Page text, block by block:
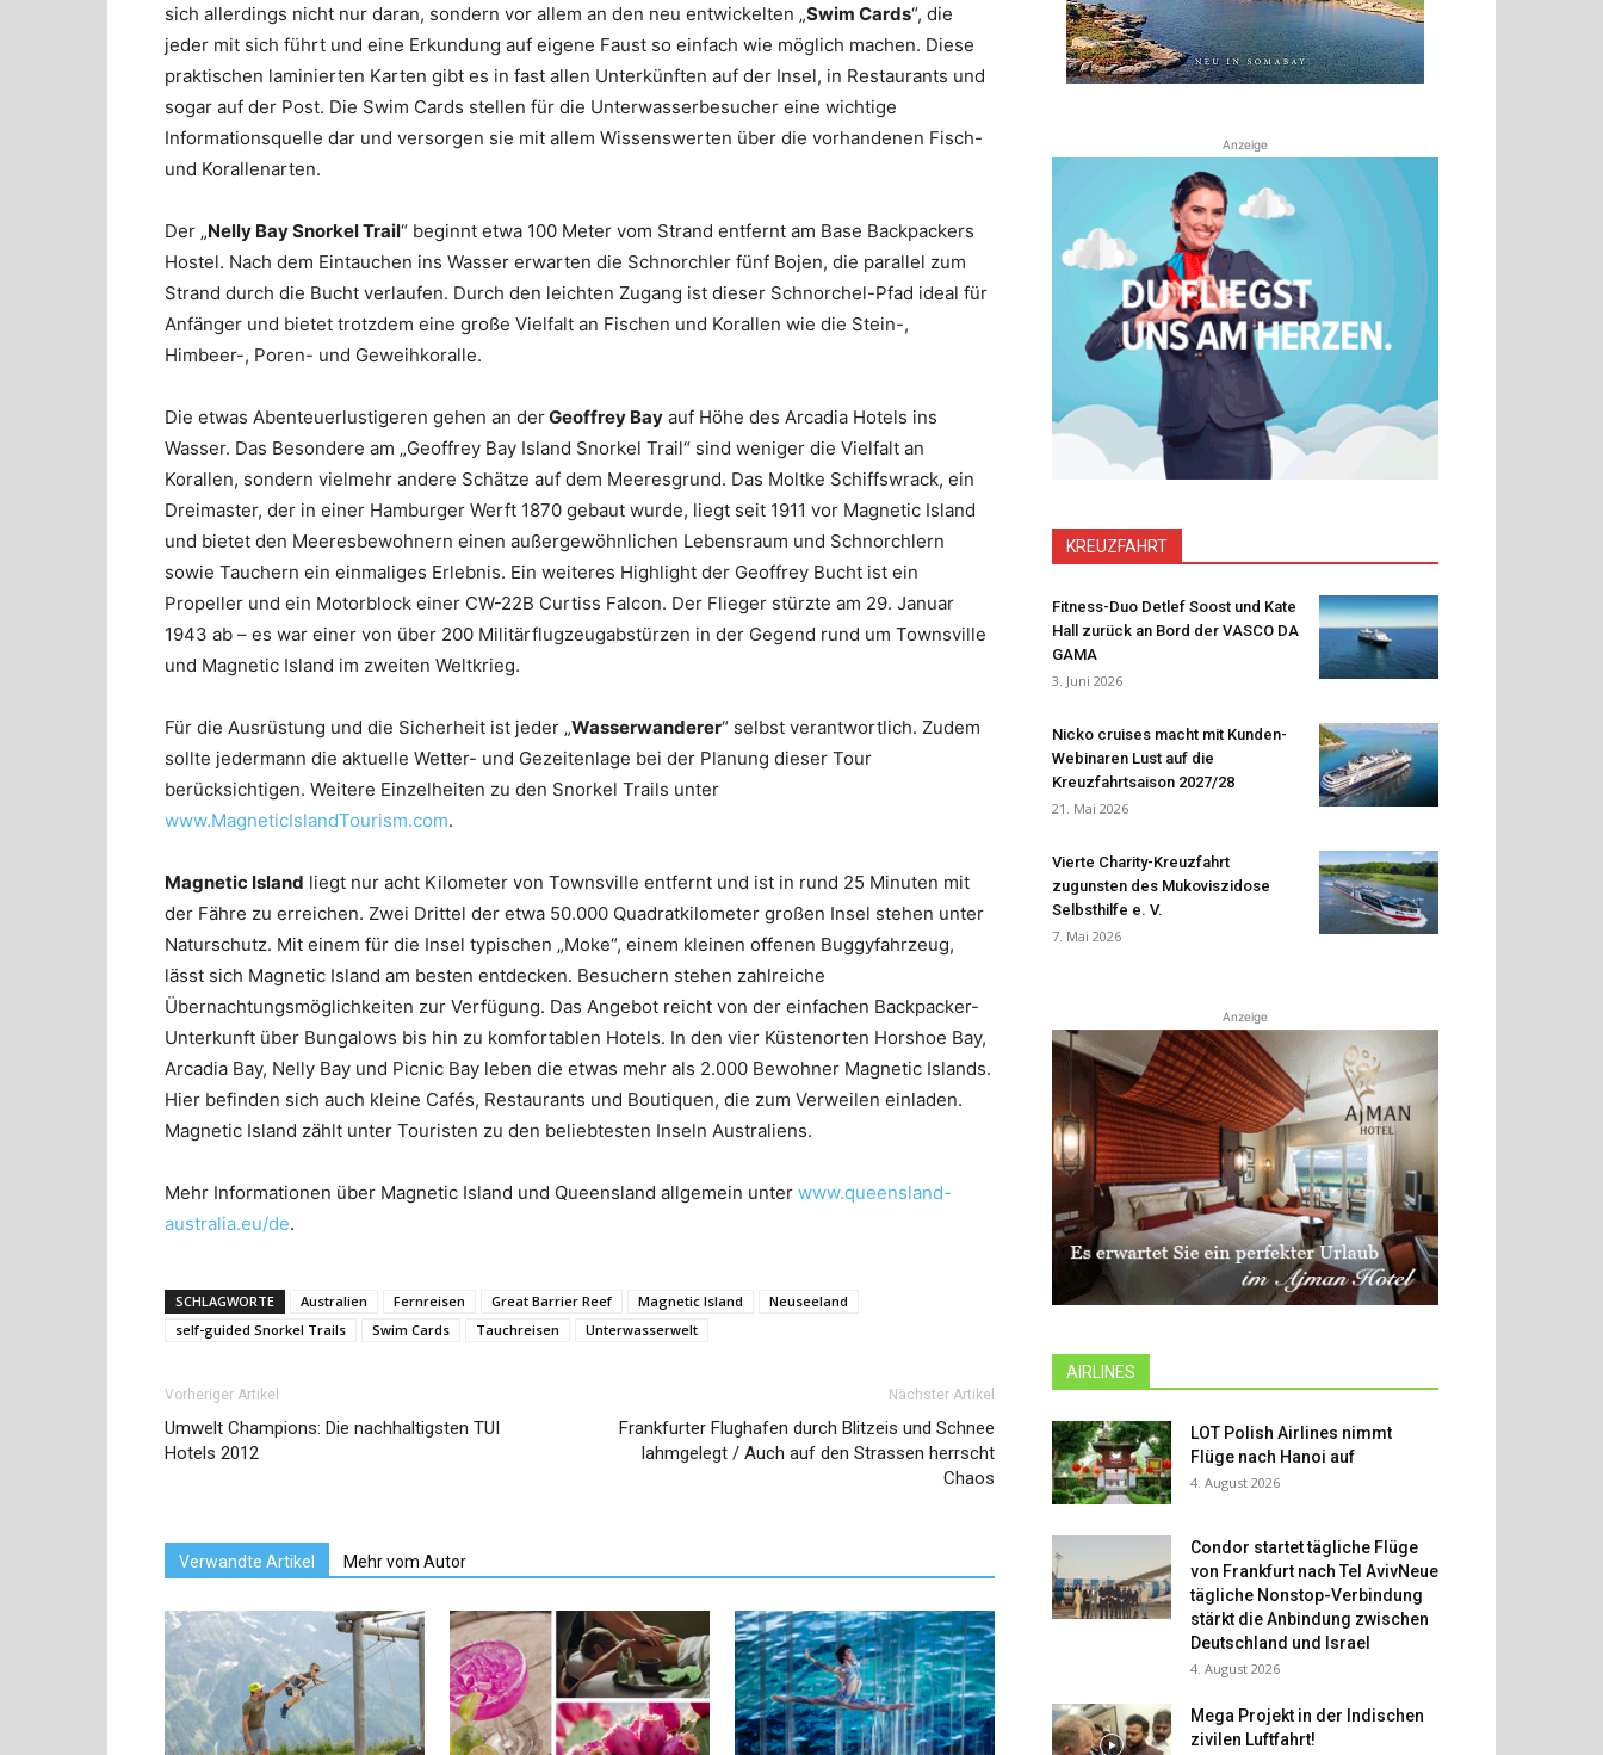
sich allerdings nicht nur daran, sondern vor allem an den neu entwickelten „Swim Cards“, die
jeder mit sich führt und eine Erkundung auf eigene Faust so einfach wie möglich machen. Diese
praktischen laminierten Karten gibt es in fast allen Unterkünften auf der Insel, in Restaurants und
sogar auf der Post. Die Swim Cards stellen für die Unterwasserbesucher eine wichtige
Informationsquelle dar und versorgen sie mit allem Wissenswerten über die vorhandenen Fisch-
und Korallenarten.
Der „Nelly Bay Snorkel Trail“ beginnt etwa 100 Meter vom Strand entfernt am Base Backpackers
Hostel. Nach dem Eintauchen ins Wasser erwarten die Schnorchler fünf Bojen, die parallel zum
Strand durch die Bucht verlaufen. Durch den leichten Zugang ist dieser Schnorchel-Pfad ideal für
Anfänger und bietet trotzdem eine große Vielfalt an Fischen und Korallen wie die Stein-,
Himbeer-, Poren- und Geweihkoralle.
Die etwas Abenteuerlustigeren gehen an derGeoffrey Bay auf Höhe des Arcadia Hotels ins
Wasser. Das Besondere am „Geoffrey Bay Island Snorkel Trail“ sind weniger die Vielfalt an
Korallen, sondern vielmehr andere Schätze auf dem Meeresgrund. Das Moltke Schiffswrack, ein
Dreimaster, der in einer Hamburger Werft 1870 gebaut wurde, liegt seit 1911 vor Magnetic Island
und bietet den Meeresbewohnern einen außergewöhnlichen Lebensraum und Schnorchlern
sowie Tauchern ein einmaliges Erlebnis. Ein weiteres Highlight der Geoffrey Bucht ist ein
Propeller und ein Motorblock einer CW-22B Curtiss Falcon. Der Flieger stürzte am 29. Januar
1943 ab – es war einer von über 200 Militärflugzeugabstürzen in der Gegend rund um Townsville
und Magnetic Island im zweiten Weltkrieg.
Für die Ausrüstung und die Sicherheit ist jeder „Wasserwanderer“ selbst verantwortlich. Zudem
sollte jedermann die aktuelle Wetter- und Gezeitenlage bei der Planung dieser Tour
berücksichtigen. Weitere Einzelheiten zu den Snorkel Trails unter
www.MagneticIslandTourism.com.
Magnetic Island liegt nur acht Kilometer von Townsville entfernt und ist in rund 25 Minuten mit
der Fähre zu erreichen. Zwei Drittel der etwa 50.000 Quadratkilometer großen Insel stehen unter
Naturschutz. Mit einem für die Insel typischen „Moke“, einem kleinen offenen Buggyfahrzeug,
lässt sich Magnetic Island am besten entdecken. Besuchern stehen zahlreiche
Übernachtungsmöglichkeiten zur Verfügung. Das Angebot reicht von der einfachen Backpacker-
Unterkunft über Bungalows bis hin zu komfortablen Hotels. In den vier Küstenorten Horshoe Bay,
Arcadia Bay, Nelly Bay und Picnic Bay leben die etwas mehr als 2.000 Bewohner Magnetic Islands.
Hier befinden sich auch kleine Cafés, Restaurants und Boutiquen, die zum Verweilen einladen.
Magnetic Island zählt unter Touristen zu den beliebtesten Inseln Australiens.
Mehr Informationen über Magnetic Island und Queensland allgemein unter www.queensland-
australia.eu/de.
SCHLAGWORTE Australien Fernreisen Great Barrier Reef Magnetic Island
Neuseeland
self-guided Snorkel Trails
Swim Cards Tauchreisen Unterwasserwelt
Vorheriger Artikel
Umwelt Champions: Die nachhaltigsten TUI
Hotels 2012
Nächster Artikel
Frankfurter Flughafen durch Blitzeis und Schnee
lahmgelegt / Auch auf den Strassen herrscht
Chaos
Verwandte Artikel Mehr vom Autor
Anzeige
KREUZFAHRT
Fitness-Duo Detlef Soost und Kate
Hall zurück an Bord der VASCO DA
GAMA
3. Juni 2026
Nicko cruises macht mit Kunden-
Webinaren Lust auf die
Kreuzfahrtsaison 2027/28
21. Mai 2026
Vierte Charity-Kreuzfahrt
zugunsten des Mukoviszidose
Selbsthilfe e. V.
7. Mai 2026
Anzeige
AIRLINES
LOT Polish Airlines nimmt
Flüge nach Hanoi auf
4. August 2026
Condor startet tägliche Flüge
von Frankfurt nach Tel AvivNeue
tägliche Nonstop-Verbindung
stärkt die Anbindung zwischen
Deutschland und Israel
4. August 2026
Mega Projekt in der Indischen
zivilen Luftfahrt!